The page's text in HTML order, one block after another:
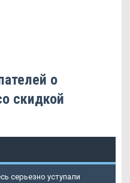
о
скидкой
серьезно уступали